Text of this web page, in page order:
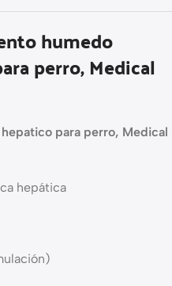
humedo
perro, Medical
para perro, Medical
hepática